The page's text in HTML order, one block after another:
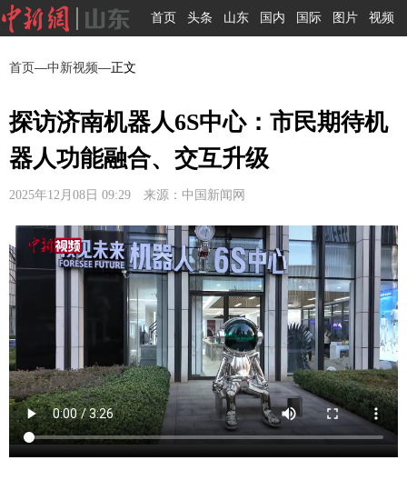
首页 头条 山东 国内 国际 图片 视频
首页—中新视频—正文
探访济南机器人6S中心：市民期待机
器人功能融合、交互升级
2025年12月08日 09:29 来源：中国新闻网